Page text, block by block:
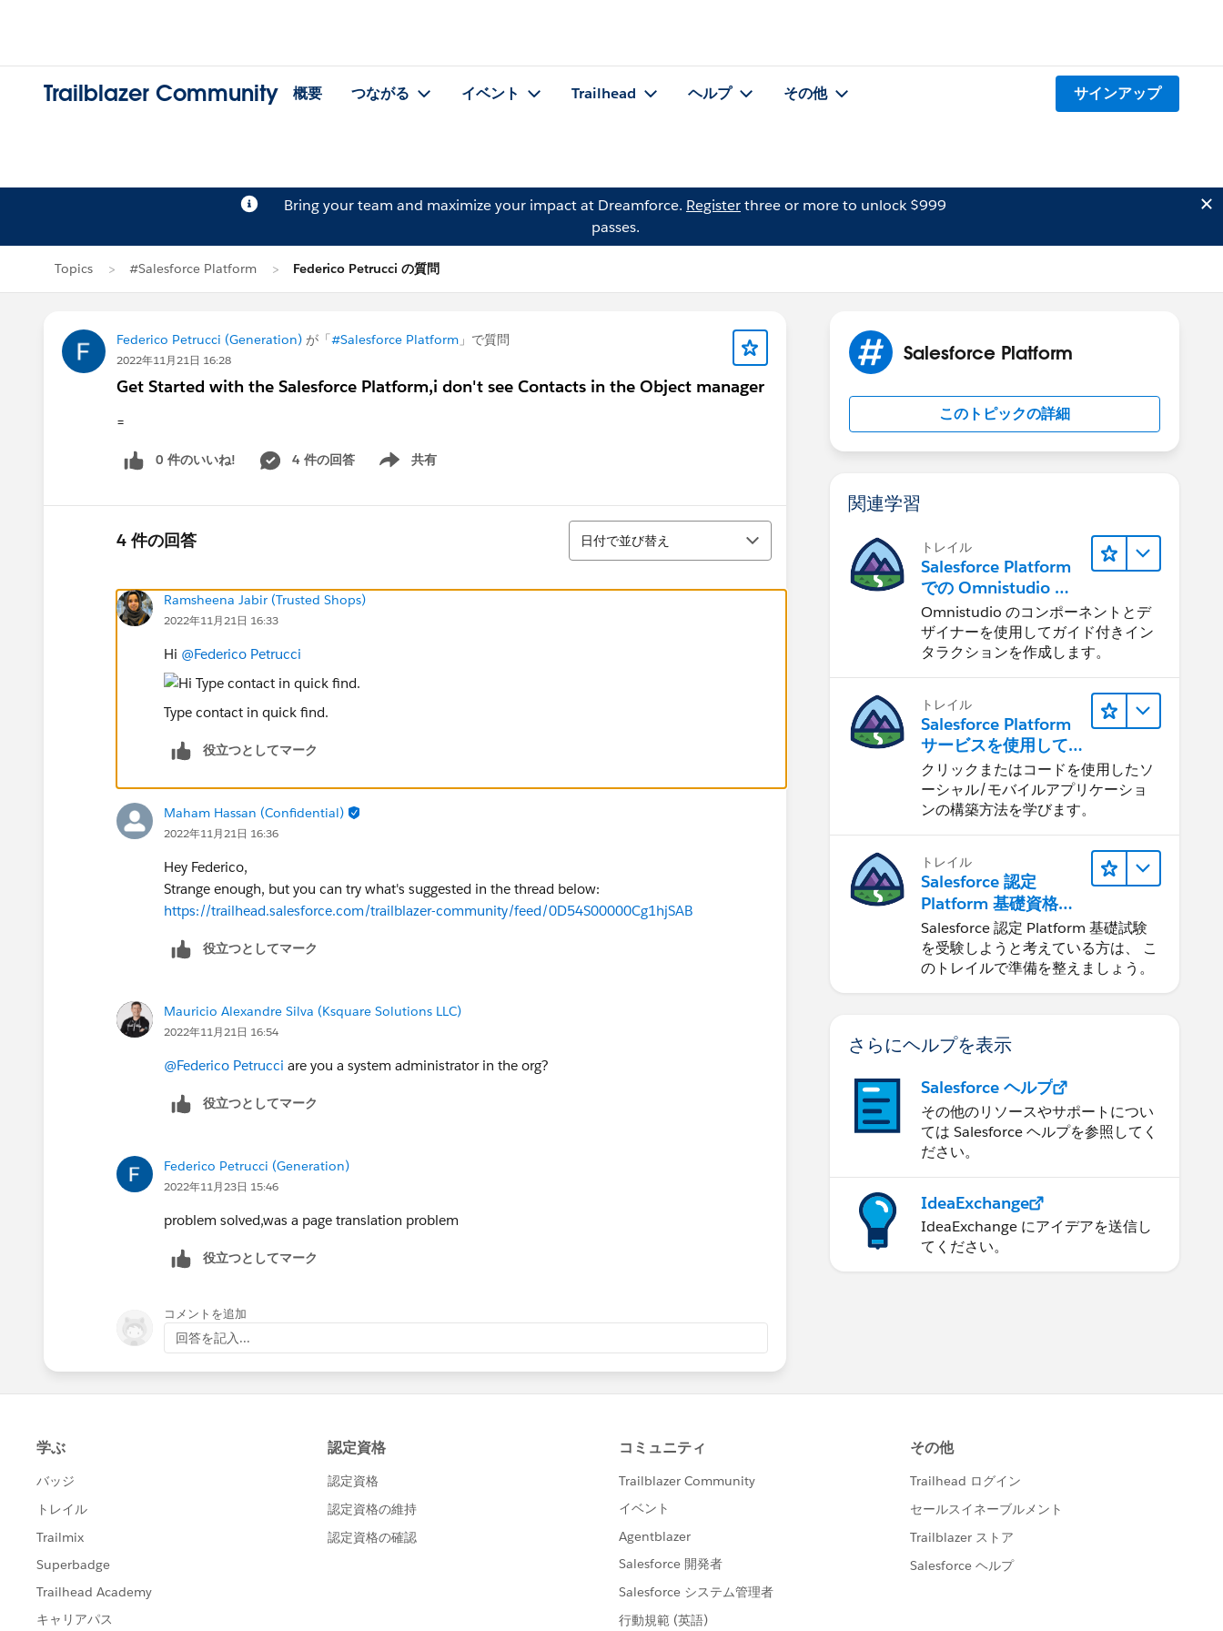
Trailblazer Community 概要 つながる イベント Trailhead ヘルプ その他 サインアップ
Bring your team and maximize your impact at Dreamforce. Registerthree or more to unlock $999
passes.
Topics #Salesforce Platform Federico Petrucci の質問
Federico Petrucci (Generation) が「#Salesforce Platform 」で質問
2022年11月21日 16:28
Get Started with the Salesforce Platform,i don't see Contacts in the Object manager
=
0 件のいいね! 4 件の回答 共有
Show menu
4 件の回答
並び替え
日付で並び替え
Ramsheena Jabir (Trusted Shops)
2022年11月21日 16:33
Hi @Federico Petrucci
Type contact in quick find.
役立つとしてマーク
Maham Hassan (Confidential)
2022年11月21日 16:36
Hey Federico,
Strange enough, but you can try what's suggested in the thread below:
https://trailhead.salesforce.com/trailblazer-community/feed/0D54S00000Cg1hjSAB
役立つとしてマーク
Mauricio Alexandre Silva (Ksquare Solutions LLC)
2022年11月21日 16:54
@Federico Petrucci are you a system administrator in the org?
役立つとしてマーク
Federico Petrucci (Generation)
2022年11月23日 15:46
problem solved,was a page translation problem
役立つとしてマーク
コメントを追加
回答を記入...
Salesforce Platform
このトピックの詳細
関連学習
トレイル
Salesforce Platform
での Omnistudio の
使用開始
Omnistudio のコンポーネントとデ
ザイナーを使用してガイド付きイン
タラクションを作成します。
トレイル
Salesforce Platform
サービスを使用して
アプリケーションを
すばやく構築する
クリックまたはコードを使用したソ
ーシャル/モバイルアプリケーショ
ンの構築方法を学びます。
トレイル
Salesforce 認定
Platform 基礎資格の
受験準備
Salesforce 認定 Platform 基礎試験
を受験しようと考えている方は、 こ
のトレイルで準備を整えましょう。
さらにヘルプを表示
Salesforce ヘルプ
その他のリソースやサポートについ
ては Salesforce ヘルプを参照してく
ださい。
IdeaExchange
IdeaExchange にアイデアを送信し
てください。